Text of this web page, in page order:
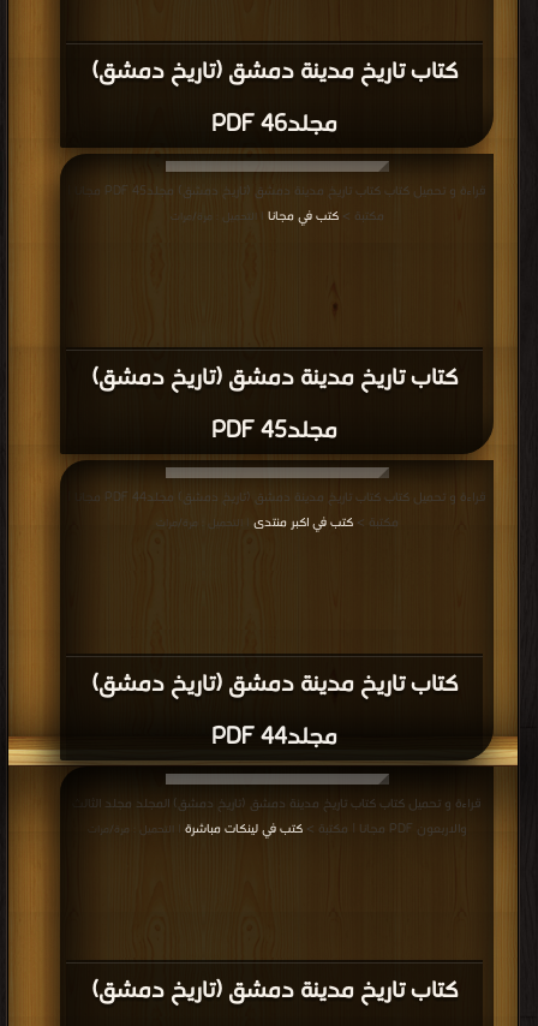
كتاب تاريخ مدينة دمشق (تاريخ دمشق)
مجلد46 PDF
كتاب تاريخ مدينة دمشق (تاريخ دمشق)
مجلد45 PDF
قراءة و تحميل كتاب كتاب تاريخ مدينة دمشق (تاريخ دمشق) مجلد45 PDF مجانا |
مكتبة >كتب في مجانا | التحميل : مرة/مرات
كتاب تاريخ مدينة دمشق (تاريخ دمشق)
مجلد44 PDF
قراءة و تحميل كتاب كتاب تاريخ مدينة دمشق (تاريخ دمشق) مجلد44 PDF مجانا |
مكتبة >كتب في اكبر منتدى | التحميل : مرة/مرات
كتاب تاريخ مدينة دمشق (تاريخ دمشق)
قراءة و تحميل كتاب كتاب تاريخ مدينة دمشق (تاريخ دمشق) المجلد مجلد الثالث
والاربعون PDF مجانا | مكتبة >
كتب في لينكات مباشرة | التحميل : مرة/مرات